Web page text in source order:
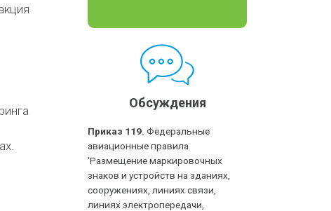
Обсуждения
Приказ 119. Федеральные
авиационные правила
'Размещение маркировочных
знаков и устройств на зданиях,
сооружениях, линиях связи,
линиях электропередачи,